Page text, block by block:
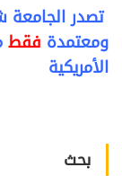
تصدر الجامعة
ومعتمدة فقط
الأمريكية
بحث